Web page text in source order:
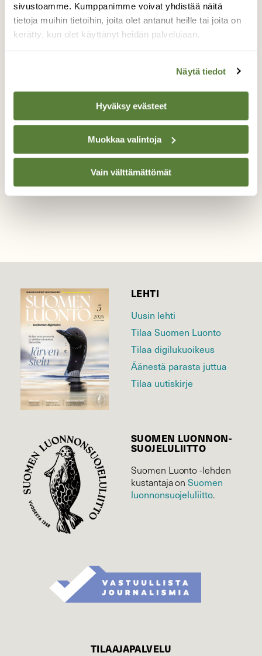
sivustoamme. Kumppanimme voivat yhdistää näitä
tietoja muihin tietoihin, joita olet antanut heille tai joita on
kerätty, kun olet käyttänyt heidän palvelujaan.
Näytä tiedot
Hyväksy evästeet
Muokkaa valintoja
Vain välttämättömät
keskustelevat
Haarapääsky ja västäräkki aivan kuin
keskustelisivat keskenään.
Valokuvaaja: Paula, Kittilä Kesällä 2025
TAKAISIN LISTAAN
LEHTI
Uusin lehti
Tilaa Suomen Luonto
Tilaa digilukuoikeus
Äänestä parasta juttua
Tilaa uutiskirje
SUOMEN LUONNON­
SUOJELU­LIITTO
Suomen Luonto -lehden
kustantaja onSuomen
luonnonsuojelu­liitto.
TILAAJAPALVELU